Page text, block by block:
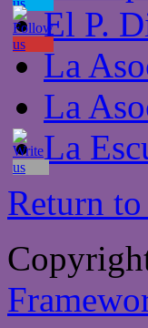
El P.
La
La
La
Return